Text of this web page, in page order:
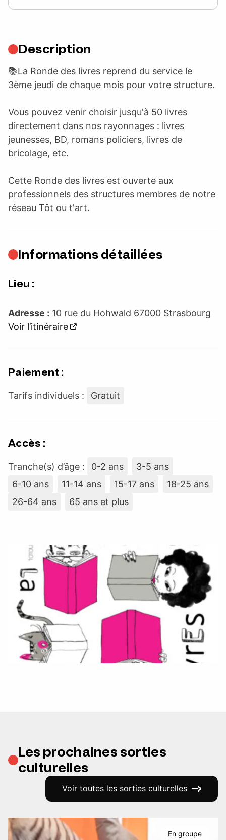
Description
📚La Ronde des livres reprend du service le
3ème jeudi de chaque mois pour votre structure.
Vous pouvez venir choisir jusqu'à 50 livres
directement dans nos rayonnages : livres
jeunesses, BD, romans policiers, livres de
bricolage, etc.
Cette Ronde des livres est ouverte aux
professionnels des structures membres de notre
réseau Tôt ou t'art.
Informations détaillées
Lieu :
Adresse : 10 rue du Hohwald 67000 Strasbourg
Voir l’itinéraire
Paiement :
Tarifs individuels : Gratuit
Accès :
Tranche(s) d’âge : 0-2 ans
3-5 ans
6-10 ans
11-14 ans 15-17 ans
18-25 ans
26-64 ans
65 ans et plus
Les prochaines sorties
culturelles
Voir toutes les sorties culturelles
En groupe